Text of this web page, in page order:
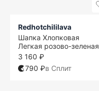
Redhotchililava
Шапка Хлопковая
Легкая розово-зеленая
3 160 ₽
790 ₽в Сплит